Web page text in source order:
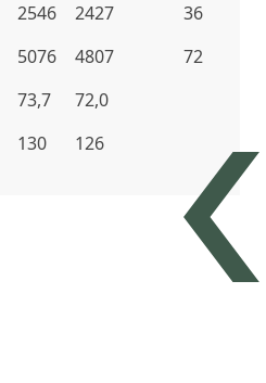
2546 2427
36
5076 4807
72
73,7
72,0
130 126